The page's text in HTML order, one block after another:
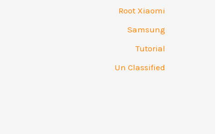
Root Xiaomi
Samsung
Tutorial
Un Classified